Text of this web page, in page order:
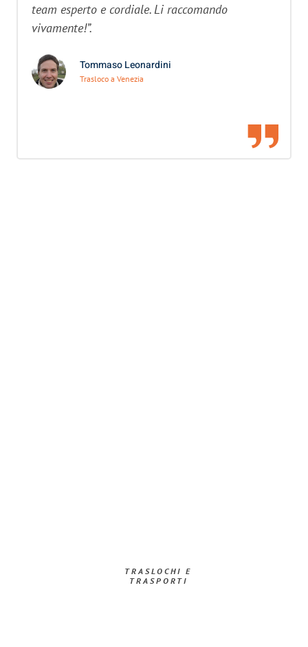
team esperto e cordiale. Li raccomando
vivamente!”.
Tommaso Leonardini
Trasloco a Venezia
TRASLOCHI E
TRASPORTI​